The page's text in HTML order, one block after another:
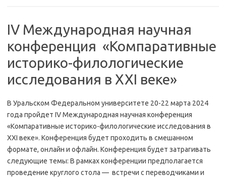
IV Международная научная
конференция «Компаративные
историко-филологические
исследования в XXI веке»
В Уральском Федеральном университете 20-22 марта 2024
года пройдет IV Международная научная конференция
«Компаративные историко-филологические исследования в
XXI веке». Конференция будет проходить в смешанном
формате, онлайн и офлайн. Конференция будет затрагивать
следующие темы: В рамках конференции предполагается
проведение круглого стола — встречи с переводчиками и